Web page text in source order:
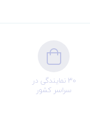
30 نمایندگی در
سراسر کشور